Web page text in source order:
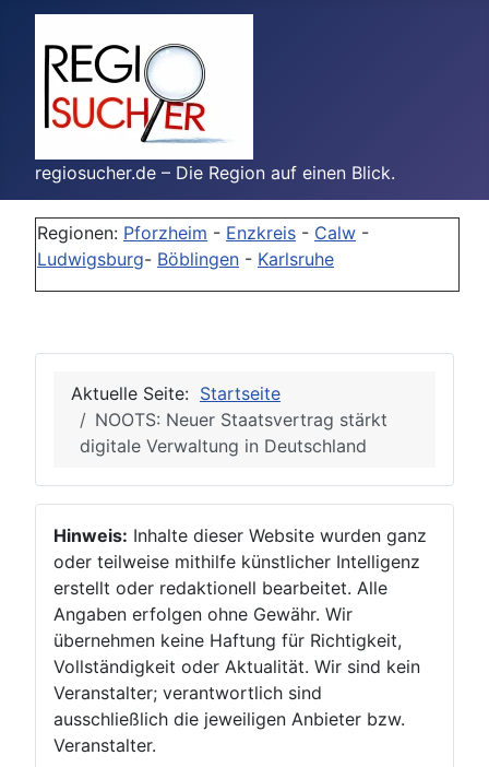
regiosucher.de – Die Region auf einen Blick.
Regionen: Pforzheim - Enzkreis - Calw -
Ludwigsburg- Böblingen - Karlsruhe
Aktuelle Seite: Startseite
NOOTS: Neuer Staatsvertrag stärkt
digitale Verwaltung in Deutschland
Hinweis: Inhalte dieser Website wurden ganz
oder teilweise mithilfe künstlicher Intelligenz
erstellt oder redaktionell bearbeitet. Alle
Angaben erfolgen ohne Gewähr. Wir
übernehmen keine Haftung für Richtigkeit,
Vollständigkeit oder Aktualität. Wir sind kein
Veranstalter; verantwortlich sind
ausschließlich die jeweiligen Anbieter bzw.
Veranstalter.